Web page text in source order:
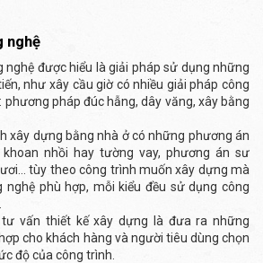
nghệ
nghệ được hiểu là giải pháp sử dụng những
như xây cầu giờ có nhiều giải pháp công
phương pháp đúc hẫng, dây văng, xây bằng
xây dựng bằng nhà ở có những phương án
nhồi hay tường vay, phương án sư
tùy theo công trình muốn xây dựng mà
nghệ phù hợp, mỗi kiểu đều sử dụng công
vấn thiết kế xây dựng là đưa ra những
cho khách hàng và người tiêu dùng chọn
độ của công trình.